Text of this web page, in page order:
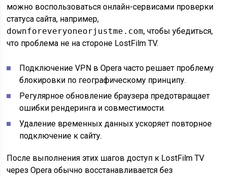
можно воспользоваться онлайн-сервисами проверки
статуса сайта, например,
downforeveryoneorjustme.com, чтобы убедиться,
что проблема не на стороне LostFilm TV.
Подключение VPN в Opera часто решает проблему
блокировки по географическому принципу.
Регулярное обновление браузера предотвращает
ошибки рендеринга и совместимости.
Удаление временных данных ускоряет повторное
подключение к сайту.
После выполнения этих шагов доступ к LostFilm TV
через Opera обычно восстанавливается без